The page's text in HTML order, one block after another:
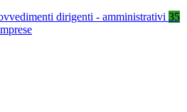
dirigenti - amministrativi 35